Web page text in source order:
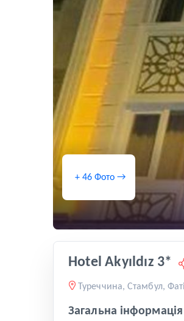
+ 46 Фото →
Hotel Akyıldız 3*
Туреччина, Стамбул,
Загальна інформація